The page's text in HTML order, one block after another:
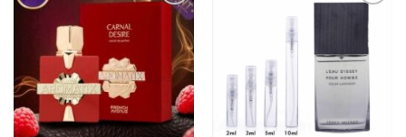
DESEOS
AÑADIR
DE
DESEOS